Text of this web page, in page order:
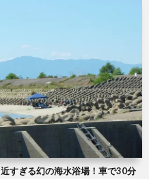
すぎる幻の海水浴場！車で30分